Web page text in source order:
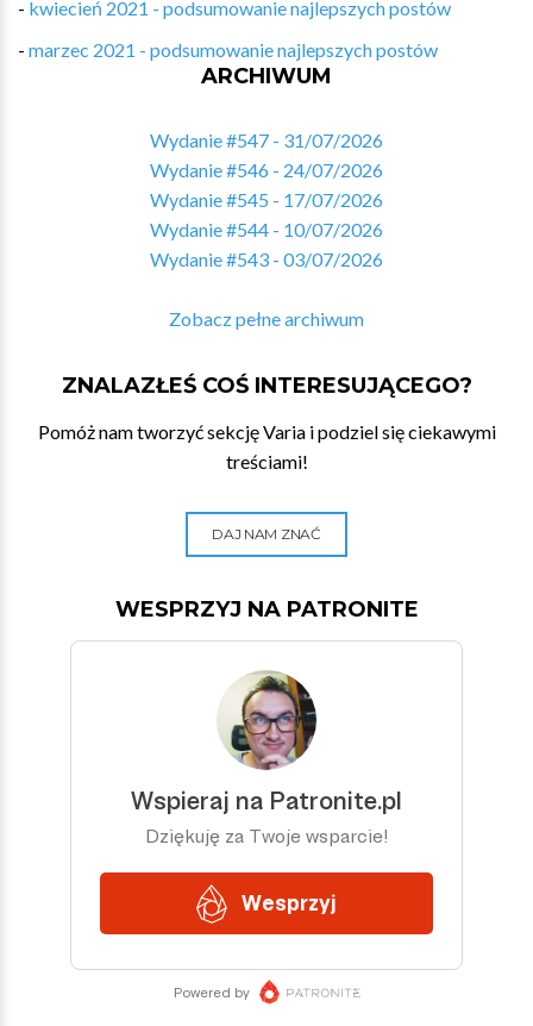
- kwiecień 2021 - podsumowanie najlepszych postów
- marzec 2021 - podsumowanie najlepszych postów
ARCHIWUM
Wydanie #547 - 31/07/2026
Wydanie #546 - 24/07/2026
Wydanie #545 - 17/07/2026
Wydanie #544 - 10/07/2026
Wydanie #543 - 03/07/2026
Zobacz pełne archiwum
ZNALAZŁEŚ COŚ INTERESUJĄCEGO?
Pomóż nam tworzyć sekcję Varia i podziel się ciekawymi
treściami!
DAJ NAM ZNAĆ
WESPRZYJ NA PATRONITE